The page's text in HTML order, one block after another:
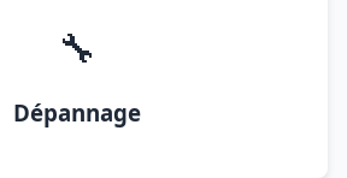
🔧
Dépannage